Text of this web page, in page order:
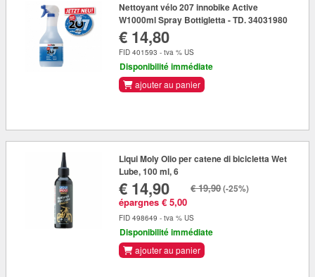
Nettoyant vélo 207 innobike Active
W1000ml Spray Bottigletta - TD. 34031980
€ 14,80
FID 401593 - tva % US
Disponibilité immédiate
ajouter au panier
Liqui Moly Olio per catene di bicicletta Wet
Lube, 100 ml, 6
€ 14,90
épargnes € 5,00
€ 19,90(-25%)
FID 498649 - tva % US
Disponibilité immédiate
ajouter au panier